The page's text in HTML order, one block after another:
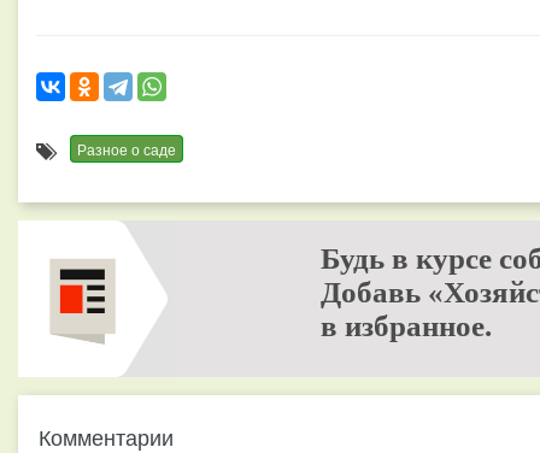
Разное о саде
Будь в курсе
Добавь
в избранное.
Комментарии